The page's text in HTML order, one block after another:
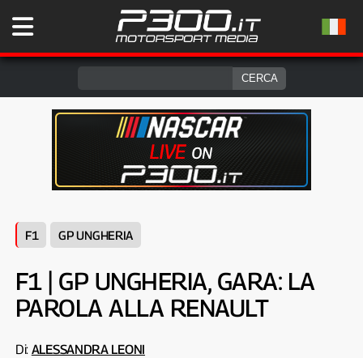
F1 GP UNGHERIA
F1 | GP UNGHERIA, GARA: LA
PAROLA ALLA RENAULT
Di: ALESSANDRA LEONI